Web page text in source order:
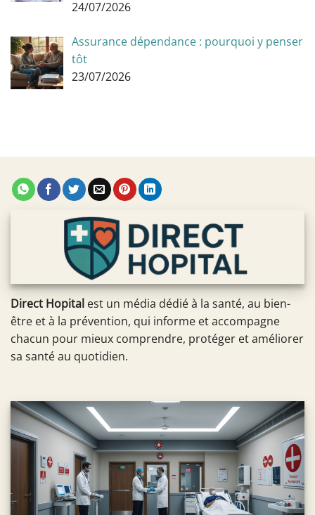
24/07/2026
Assurance dépendance : pourquoi y penser
tôt
23/07/2026
Direct Hopital est un média dédié à la santé, au bien-
être et à la prévention, qui informe et accompagne
chacun pour mieux comprendre, protéger et améliorer
sa santé au quotidien.